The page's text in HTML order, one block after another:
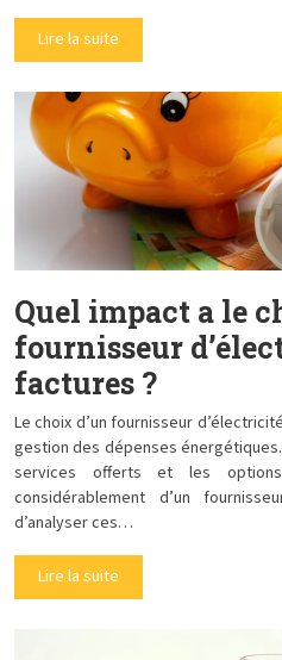
Lire la suite
Quel impact a le
fournisseur
factures ?
Le choix d’un fournisseur
gestion des dépenses
services offerts et les
considérablement d’un
d’analyser ces…
Lire la suite